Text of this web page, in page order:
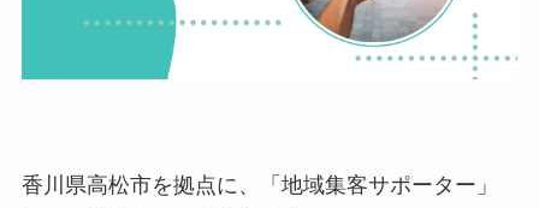
香川県高松市を拠点に、「地域集客サポーター」